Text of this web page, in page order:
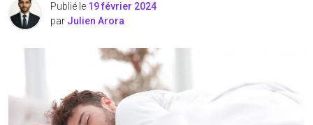
Publié le 19 février 2024
par Julien Arora